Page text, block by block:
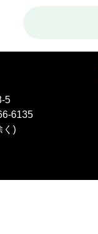
5
6135
く)